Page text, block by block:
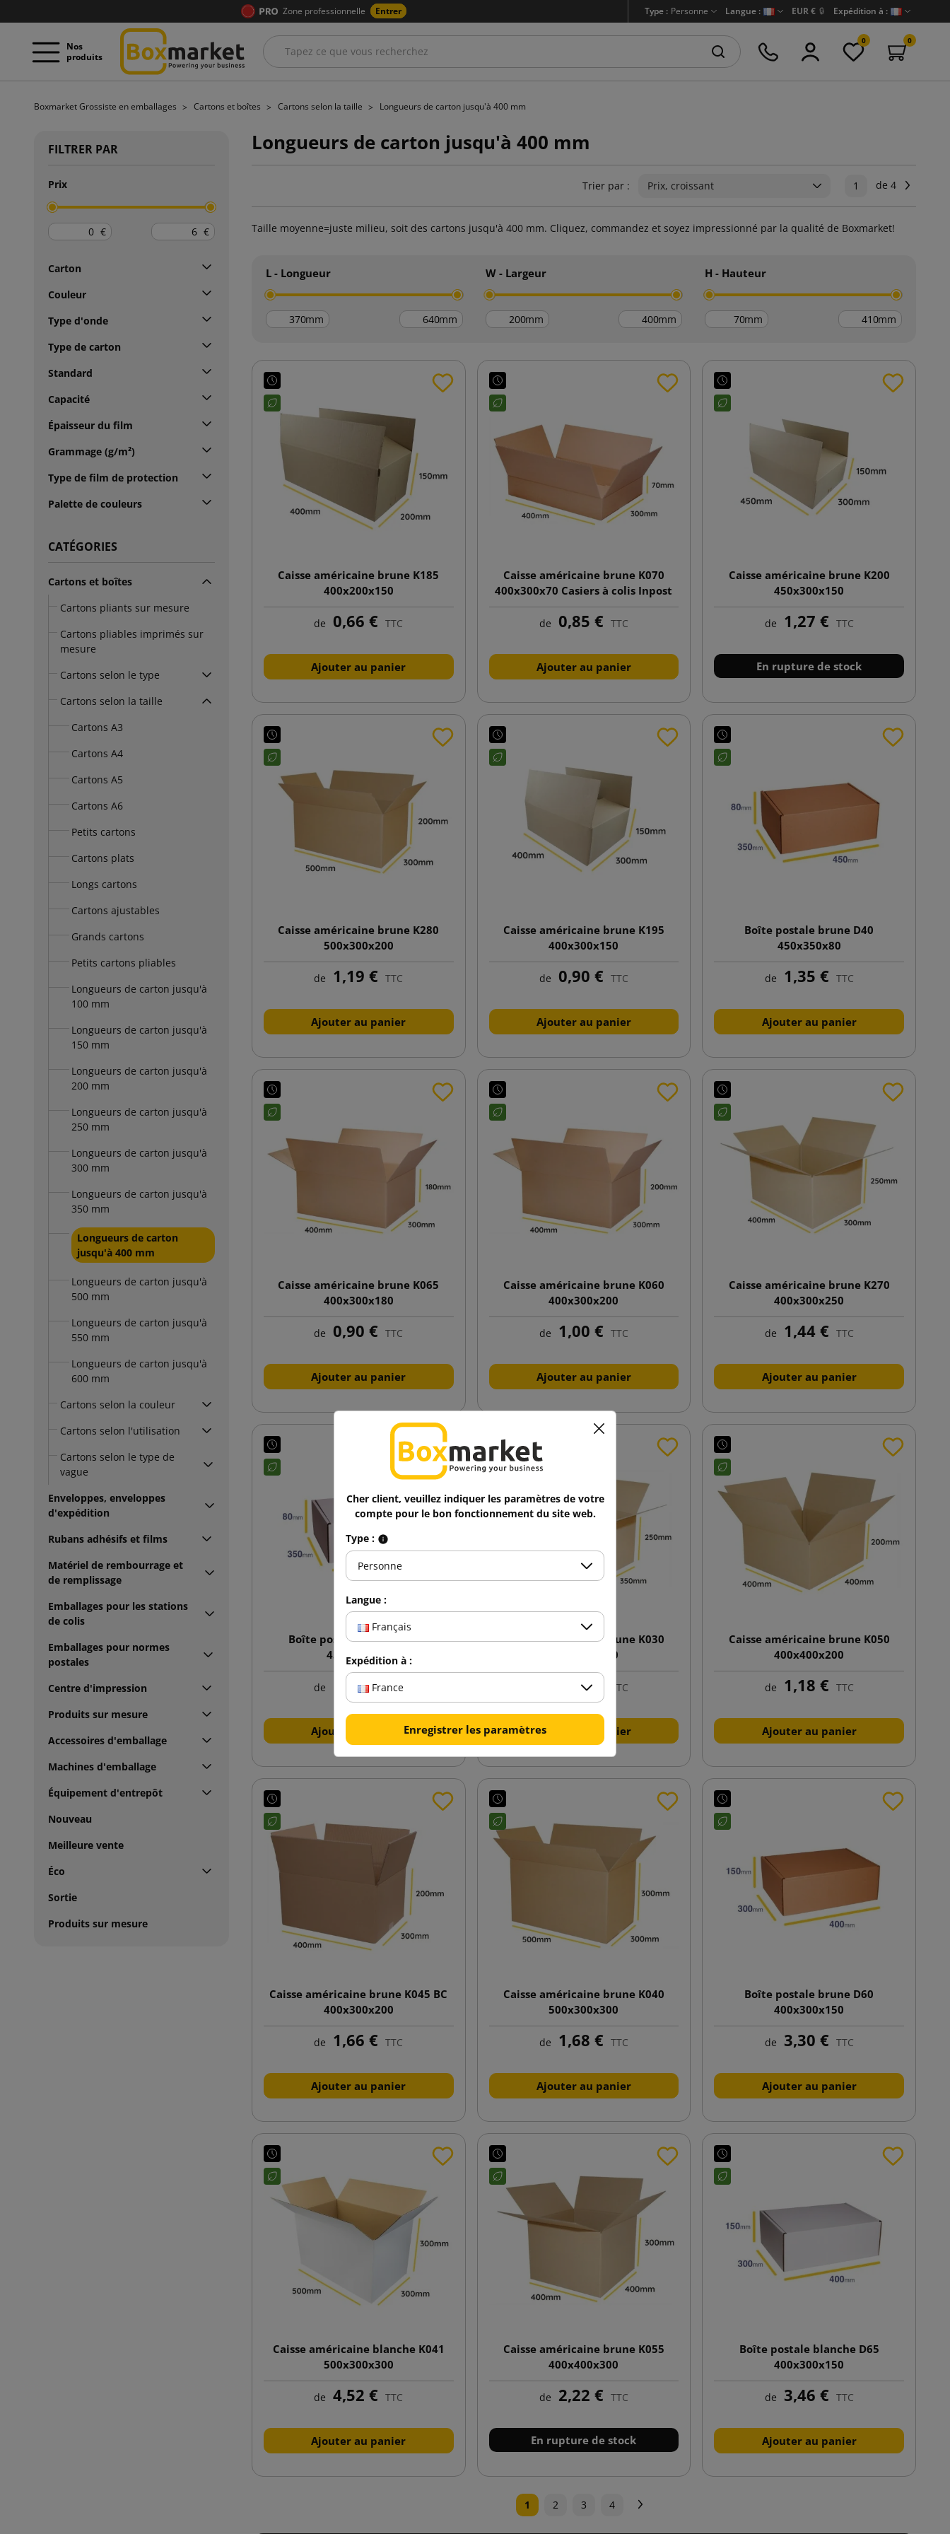
Zone professionnelle Entrer Type : Personne Langue : EUR € 🔒 Expédition à :
Nos
produits
0 0
Boxmarket Grossiste en emballages Cartons et boîtes Cartons selon la taille Longueurs de carton jusqu'à 400 mm
FILTRER PAR
Prix
€ €
Carton
Couleur
Type d'onde
Type de carton
Standard
Capacité
Épaisseur du film
Grammage (g/m²)
Type de film de protection
Palette de couleurs
CATÉGORIES
Cartons et boîtes
Cartons pliants sur mesure
Cartons pliables imprimés sur
mesure
Cartons selon le type
Cartons selon la taille
Cartons A3
Cartons A4
Cartons A5
Cartons A6
Petits cartons
Cartons plats
Longs cartons
Cartons ajustables
Grands cartons
Petits cartons pliables
Longueurs de carton jusqu'à
100 mm
Longueurs de carton jusqu'à
150 mm
Longueurs de carton jusqu'à
200 mm
Longueurs de carton jusqu'à
250 mm
Longueurs de carton jusqu'à
300 mm
Longueurs de carton jusqu'à
350 mm
Longueurs de carton
jusqu'à 400 mm
Longueurs de carton jusqu'à
500 mm
Longueurs de carton jusqu'à
550 mm
Longueurs de carton jusqu'à
600 mm
Cartons selon la couleur
Cartons selon l'utilisation
Cartons selon le type de
vague
Enveloppes, enveloppes
d'expédition
Rubans adhésifs et films
Matériel de rembourrage et
de remplissage
Emballages pour les stations
de colis
Emballages pour normes
postales
Centre d'impression
Produits sur mesure
Accessoires d'emballage
Machines d'emballage
Équipement d'entrepôt
Nouveau
Meilleure vente
Éco
Sortie
Produits sur mesure
Longueurs de carton jusqu'à 400 mm
Trier par : Prix, croissant 1 de 4
Taille moyenne=juste milieu, soit des cartons jusqu'à 400 mm. Cliquez, commandez et soyez impressionné par la qualité de Boxmarket!
L - Longueur
mm mm
W - Largeur
mm mm
H - Hauteur
mm mm
Caisse américaine brune K185
400x200x150
de 0,66 € TTC
Ajouter au panier
Caisse américaine brune K070
400x300x70 Casiers à colis Inpost
taille A
de 0,85 € TTC
Ajouter au panier
Caisse américaine brune K200
450x300x150
de 1,27 € TTC
En rupture de stock
Caisse américaine brune K280
500x300x200
de 1,19 € TTC
Ajouter au panier
Caisse américaine brune K195
400x300x150
de 0,90 € TTC
Ajouter au panier
Boîte postale brune D40
450x350x80
de 1,35 € TTC
Ajouter au panier
Caisse américaine brune K065
400x300x180
de 0,90 € TTC
Ajouter au panier
Caisse américaine brune K060
400x300x200
de 1,00 € TTC
Ajouter au panier
Caisse américaine brune K270
400x300x250
de 1,44 € TTC
Ajouter au panier
Boîte postale blanche D45
450x350x80
de 1,48 € TTC
Ajouter au panier
Caisse américaine brune K030
450x350x250
2,22 € TTC
Ajouter au panier
Caisse américaine brune K050
400x400x200
de 1,18 € TTC
Ajouter au panier
Caisse américaine brune K045 BC
400x300x200
de 1,66 € TTC
Ajouter au panier
Caisse américaine brune K040
500x300x300
de 1,68 € TTC
Ajouter au panier
Boîte postale brune D60
400x300x150
de 3,30 € TTC
Ajouter au panier
Caisse américaine blanche K041
500x300x300
de 4,52 € TTC
Ajouter au panier
Caisse américaine brune K055
400x400x300
de 2,22 € TTC
En rupture de stock
Boîte postale blanche D65
400x300x150
de 3,46 € TTC
Ajouter au panier
1 2 3 4
Cher client, veuillez indiquer les paramètres de votre
compte pour le bon fonctionnement du site web.
Type :
Personne
Langue :
Français
Expédition à :
France
Enregistrer les paramètres